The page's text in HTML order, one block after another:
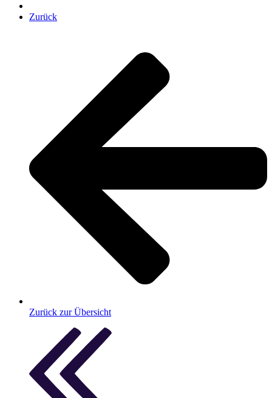
Zurück
Zurück zur Übersicht